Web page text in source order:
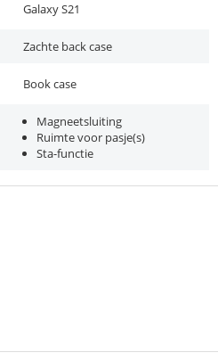
Galaxy S21
Zachte back case
Book case
Magneetsluiting
Ruimte voor pasje(s)
Sta-functie